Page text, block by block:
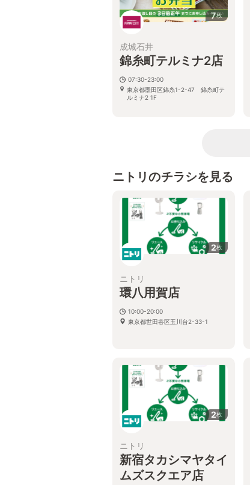
7枚
成城石井
錦糸町テルミナ2店
07:30-23:00
東京都墨田区錦糸1-2-47 錦糸町テ
ルミナ2 1F
ニトリのチラシを見る
2枚
ニトリ
環八用賀店
10:00-20:00
東京都世田谷区玉川台2-33-1
2枚
ニトリ
新宿タカシマヤタイ
ムズスクエア店